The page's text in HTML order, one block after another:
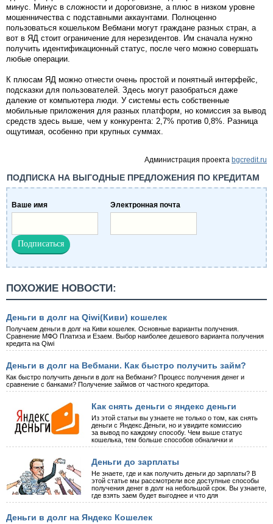
минус. Минус в сложности и дороговизне, а плюс в низком уровне
мошенничества с подставными аккаунтами. Полноценно
пользоваться кошельком Вебмани могут граждане разных стран, а
вот в ЯД стоит ограничение для нерезидентов. Им сначала нужно
получить идентификационный статус, после чего можно совершать
любые операции.
К плюсам ЯД можно отнести очень простой и понятный интерфейс,
подсказки для пользователей. Здесь могут разобраться даже
далекие от компьютера люди. У системы есть собственные
мобильные приложения для разных платформ, но комиссия за вывод
средств здесь выше, чем у конкурента: 2,7% против 0,8%. Разница
ощутимая, особенно при крупных суммах.
Администрация проекта bgcredit.ru
ПОДПИСКА НА ВЫГОДНЫЕ ПРЕДЛОЖЕНИЯ ПО КРЕДИТАМ
Ваше имя Электронная почта
ПОХОЖИЕ НОВОСТИ:
Деньги в долг на Qiwi(Киви) кошелек
Получаем деньги в долг на Киви кошелек. Основные варианты получения.
Сравнение МФО Платиза и Езаем. Выбор наиболее дешевого варианта получения
кредита на Qiwi
Деньги в долг на Вебмани. Как быстро получить займ?
Как быстро получить деньги в долг на Вебмани? Процесс получения денег и
сравнение с банками? Получение займов от частного кредитора.
Как снять деньги с яндекс деньги
Из этой статьи вы узнаете не только о том, как снять
деньги с Яндекс.Деньги, но и увидите комиссию
за вывод по каждому способу. Чем выше статус
кошелька, тем больше способов обналички и
Деньги до зарплаты
Не знаете, где и как получить деньги до зарплаты? В
этой статье мы рассмотрели все доступные способы
получения денег в долг на небольшой срок. Вы узнаете,
где взять заем будет выгоднее и что для
Деньги в долг на Яндекс Кошелек